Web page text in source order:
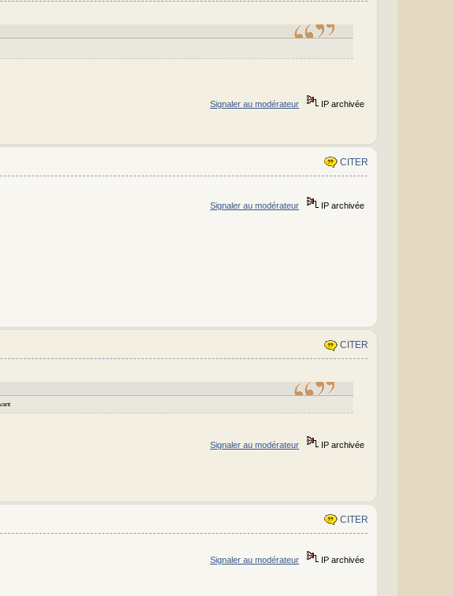
Signaler au modérateur IP archivée
CITER
Signaler au modérateur IP archivée
CITER
Signaler au modérateur IP archivée
CITER
Signaler au modérateur IP archivée